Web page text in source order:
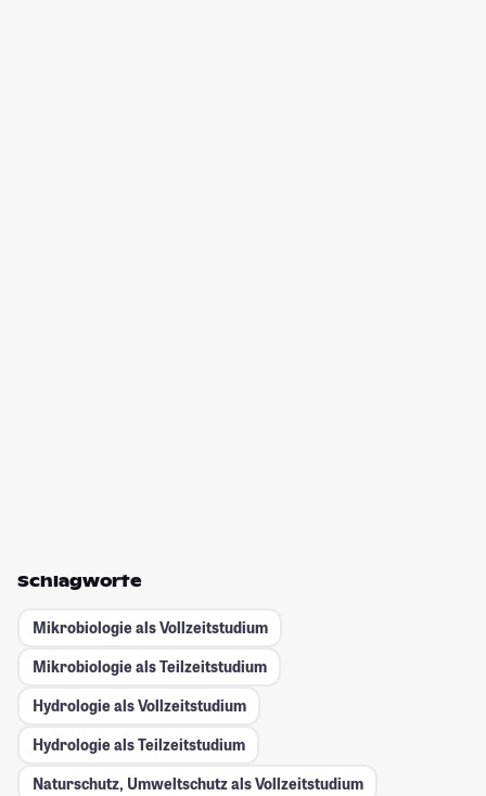
Schlagworte
Mikrobiologie als Vollzeitstudium
Mikrobiologie als Teilzeitstudium
Hydrologie als Vollzeitstudium
Hydrologie als Teilzeitstudium
Naturschutz, Umweltschutz als Vollzeitstudium